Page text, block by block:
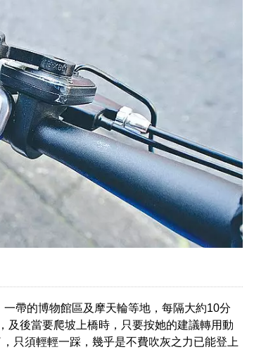
帶的博物館區及摩天輪等地，每隔大約10分
及後當要爬坡上橋時，只要按她的建議轉用動
只須輕輕一踩，幾乎是不費吹灰之力已能登上